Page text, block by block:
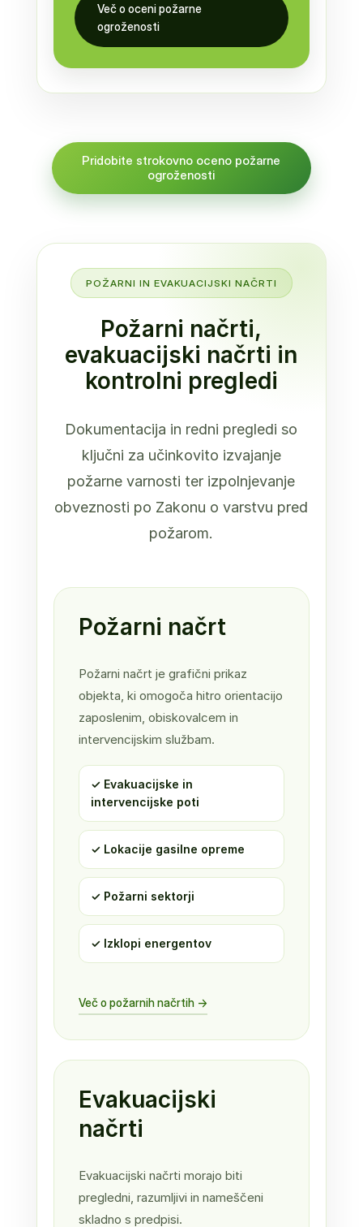
Več o oceni požarne
ogroženosti
Pridobite strokovno oceno požarne
ogroženosti
POŽARNI IN EVAKUACIJSKI NAČRTI
Požarni načrti,
evakuacijski načrti in
kontrolni pregledi
Dokumentacija in redni pregledi so
ključni za učinkovito izvajanje
požarne varnosti ter izpolnjevanje
obveznosti po Zakonu o varstvu pred
požarom.
Požarni načrt
Požarni načrt je grafični prikaz
objekta, ki omogoča hitro orientacijo
zaposlenim, obiskovalcem in
intervencijskim službam.
✓ Evakuacijske in
intervencijske poti
✓ Lokacije gasilne opreme
✓ Požarni sektorji
✓ Izklopi energentov
Več o požarnih načrtih →
Evakuacijski
načrti
Evakuacijski načrti morajo biti
pregledni, razumljivi in nameščeni
skladno s predpisi.